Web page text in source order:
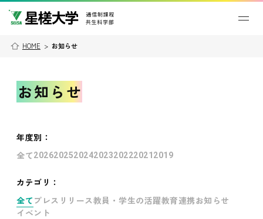
HOME > お知らせ
お知らせ
年度別 ：
全て202620252024202320222021 2019
カテゴリ：
全て プレスリリース教員・学生の活躍教育連携お知らせ
イベント